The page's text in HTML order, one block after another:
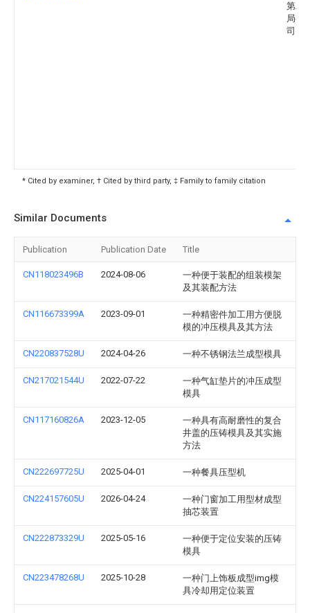
第二
局有
司
* Cited by examiner, † Cited by third party, ‡ Family to family citation
Similar Documents
Publication Publication Date Title
CN118023496B 2024-08-06
一种便于装配的组装模架
及其装配方法
CN116673399A 2023-09-01
一种精密件加工用方便脱
模的冲压模具及其方法
CN220837528U 2024-04-26 一种不锈钢法兰成型模具
CN217021544U 2022-07-22
一种气缸垫片的冲压成型
模具
CN117160826A 2023-12-05
一种具有高耐磨性的复合
井盖的压铸模具及其实施
方法
CN222697725U 2025-04-01 一种餐具压型机
CN224157605U 2026-04-24
一种门窗加工用型材成型
抽芯装置
CN222873329U 2025-05-16
一种便于定位安装的压铸
模具
CN223478268U 2025-10-28
一种门上饰板成型img模
具冷却用定位装置